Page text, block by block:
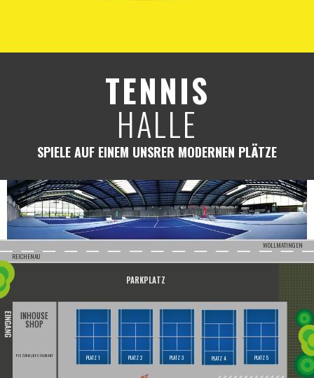
TENNIS
HALLE
SPIELE AUF EINEM UNSRER MODERNEN PLÄTZE
REICHENAU
WOLLMATINGEN
PARKPLATZ
INHOUSE
SHOP
PIZZERIA | RESTAURANT
EINGANG
PLATZ 1 PLATZ 2 PLATZ 3 PLATZ 4 PLATZ 5